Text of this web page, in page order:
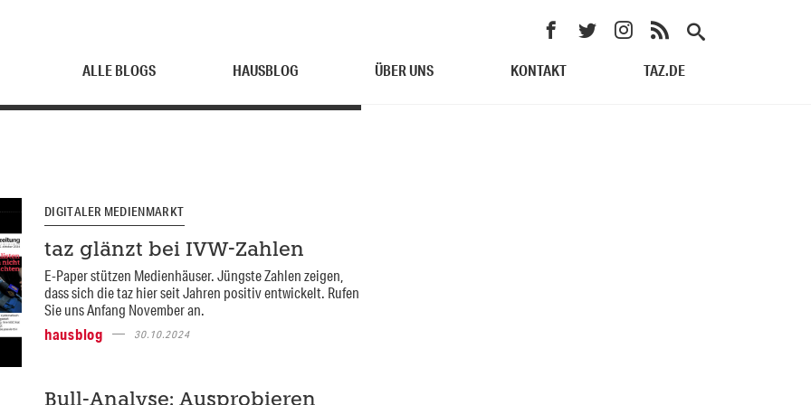
ALLE BLOGS HAUSBLOG ÜBER UNS KONTAKT TAZ.DE
DIGITALER MEDIENMARKT
taz glänzt bei IVW-Zahlen
E-Paper stützen Medienhäuser. Jüngste Zahlen zeigen,
dass sich die taz hier seit Jahren positiv entwickelt. Rufen
Sie uns Anfang November an.
hausblog
30.10.2024